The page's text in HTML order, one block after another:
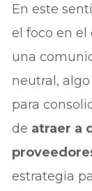
En este
el foco en el
una
neutral,
para
de atraer a
estrategia